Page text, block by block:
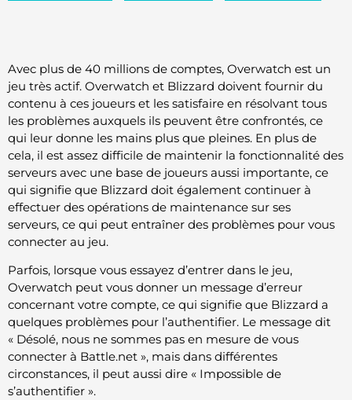
Avec plus de 40 millions de comptes, Overwatch est un
jeu très actif. Overwatch et Blizzard doivent fournir du
contenu à ces joueurs et les satisfaire en résolvant tous
les problèmes auxquels ils peuvent être confrontés, ce
qui leur donne les mains plus que pleines. En plus de
cela, il est assez difficile de maintenir la fonctionnalité des
serveurs avec une base de joueurs aussi importante, ce
qui signifie que Blizzard doit également continuer à
effectuer des opérations de maintenance sur ses
serveurs, ce qui peut entraîner des problèmes pour vous
connecter au jeu.
Parfois, lorsque vous essayez d’entrer dans le jeu,
Overwatch peut vous donner un message d’erreur
concernant votre compte, ce qui signifie que Blizzard a
quelques problèmes pour l’authentifier. Le message dit
« Désolé, nous ne sommes pas en mesure de vous
connecter à Battle.net », mais dans différentes
circonstances, il peut aussi dire « Impossible de
s’authentifier ».